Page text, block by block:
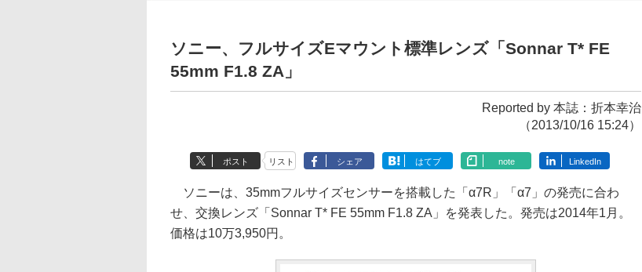
ソニー、フルサイズEマウント標準レンズ「Sonnar T* FE
55mm F1.8 ZA」
Reported by 本誌：折本幸治
（2013/10/16 15:24）
ポスト リスト シェア はてブ note LinkedIn
ソニーは、35mmフルサイズセンサーを搭載した「α7R」「α7」の発売に合わ
せ、交換レンズ「Sonnar T* FE 55mm F1.8 ZA」を発表した。発売は2014年1月。
価格は10万3,950円。